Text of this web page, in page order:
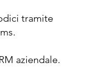
tramite
aziendale.